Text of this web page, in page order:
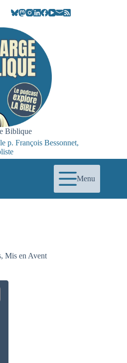
Biblique
p. François Bessonnet,
Menu
, Mis en Avent